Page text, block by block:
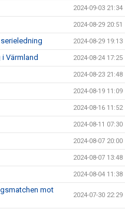
2024-09-03 21:34
2024-08-29 20:51
2024-08-29 19:13
Värmland 2024-08-24 17:25
2024-08-23 21:48
2024-08-19 11:09
2024-08-16 11:52
2024-08-11 07:30
2024-08-07 20:00
2024-08-07 13:48
2024-08-04 11:38
mot
2024-07-30 22:29